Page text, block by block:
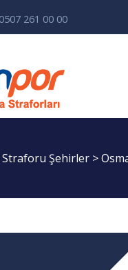
0507 261 00 00
Straforu Şehirler >